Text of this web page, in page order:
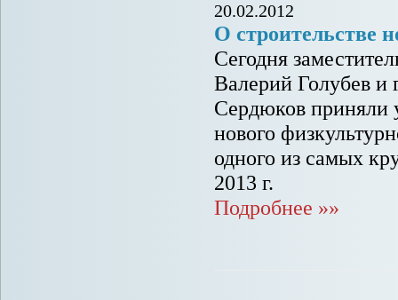
20.02.2012
О строительстве
Сегодня
Валерий Голубев и
Сердюков приняли
нового
одного из самых
2013 г.
Подробнее »»